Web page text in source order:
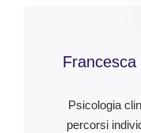
Psicologia
percorsi